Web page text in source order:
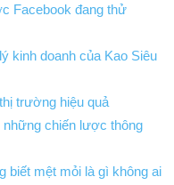
Facebook đang thử
kinh doanh của Kao Siêu
trường hiệu quả
chiến lược thông
biết mệt mỏi là gì không ai